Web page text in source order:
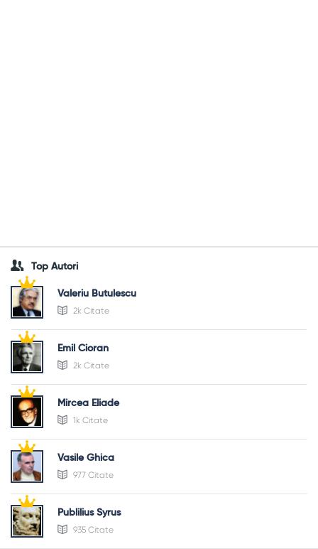
Top Autori
Valeriu Butulescu
2k Citate
Emil Cioran
2k Citate
Mircea Eliade
1k Citate
Vasile Ghica
977 Citate
Publilius Syrus
935 Citate